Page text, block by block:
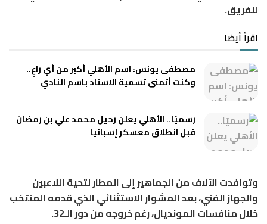
للفريق.
اقرأ أيضا
مصطفى يونس: اسم الأهلي أكبر من أي راعٍ..
وكنت أتمنى تسمية الاستاد باسم النادي
رسميًا.. الأهلي يعلن رحيل محمد علي بن رمضان
قبل انطلاق معسكر إسبانيا
وتوافدت الآلاف من الجماهير إلى المطار لتحية اللاعبين
والجهاز الفني، بعد المشوار الاستثنائي الذي قدمه المنتخب
خلال منافسات المونديال، رغم خروجه من دور الـ32.